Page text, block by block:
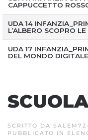
CAPPUCCETTO
UDA 14
L’ALBERO SCOPRO
UDA 17
DEL MONDO DIGITALE
SCRITTO DA
PUBBLICATO IN